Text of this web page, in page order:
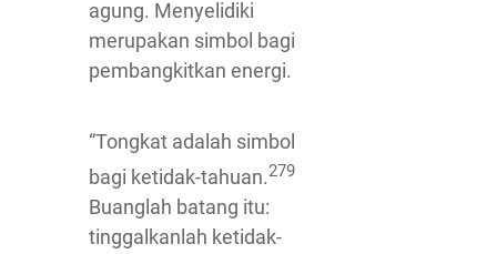
agung. Menyelidiki
merupakan simbol bagi
pembangkitkan energi.
“Tongkat adalah simbol
bagi ketidak-tahuan.279
Buanglah batang itu:
tinggalkanlah ketidak-